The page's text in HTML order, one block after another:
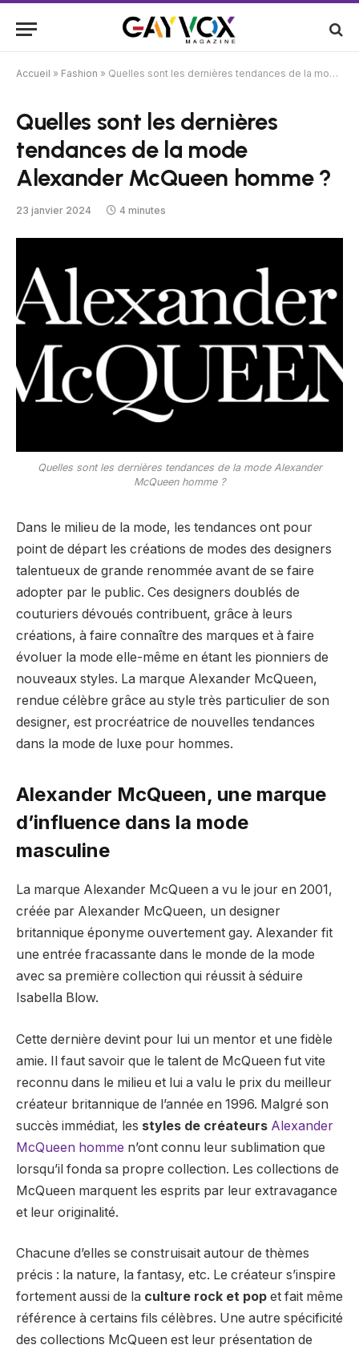
Accueil » Fashion » Quelles sont les dernières tendances de la mode Alexander McQueen homme ?
Quelles sont les dernières
tendances de la mode
Alexander McQueen homme ?
23 janvier 2024 4 minutes
Quelles sont les dernières tendances de la mode Alexander
McQueen homme ?
Dans le milieu de la mode, les tendances ont pour
point de départ les créations de modes des designers
talentueux de grande renommée avant de se faire
adopter par le public. Ces designers doublés de
couturiers dévoués contribuent, grâce à leurs
créations, à faire connaître des marques et à faire
évoluer la mode elle-même en étant les pionniers de
nouveaux styles. La marque Alexander McQueen,
rendue célèbre grâce au style très particulier de son
designer, est procréatrice de nouvelles tendances
dans la mode de luxe pour hommes.
Alexander McQueen, une marque
d’influence dans la mode
masculine
La marque Alexander McQueen a vu le jour en 2001,
créée par Alexander McQueen, un designer
britannique éponyme ouvertement gay. Alexander fit
une entrée fracassante dans le monde de la mode
avec sa première collection qui réussit à séduire
Isabella Blow.
Cette dernière devint pour lui un mentor et une fidèle
amie. Il faut savoir que le talent de McQueen fut vite
reconnu dans le milieu et lui a valu le prix du meilleur
créateur britannique de l’année en 1996. Malgré son
succès immédiat, les styles de créateurs Alexander
McQueen homme n’ont connu leur sublimation que
lorsqu’il fonda sa propre collection. Les collections de
McQueen marquent les esprits par leur extravagance
et leur originalité.
Chacune d’elles se construisait autour de thèmes
précis : la nature, la fantasy, etc. Le créateur s’inspire
fortement aussi de la culture rock et pop et fait même
référence à certains fils célèbres. Une autre spécificité
des collections McQueen est leur présentation de